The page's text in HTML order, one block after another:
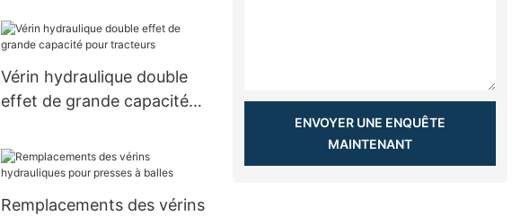
Vérin hydraulique double
effet de grande capacité
Remplacements des vérins
ENVOYER UNE ENQUÊTE
MAINTENANT